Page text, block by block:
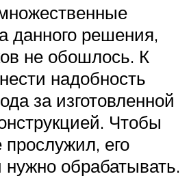
данного решения,
не обошлось. К
надобность
за изготовленной
Чтобы
его
нужно обрабатывать.